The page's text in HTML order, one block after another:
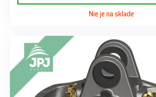
Nie je na sklade